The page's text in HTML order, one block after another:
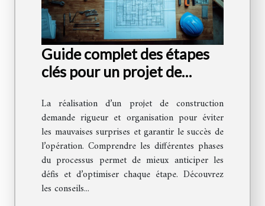
Guide complet des étapes
clés pour un projet de
La réalisation d’un projet de construction
demande rigueur et organisation pour éviter
les mauvaises surprises et garantir le succès de
l’opération. Comprendre les différentes phases
du processus permet de mieux anticiper les
défis et d’optimiser chaque étape. Découvrez
les conseils...